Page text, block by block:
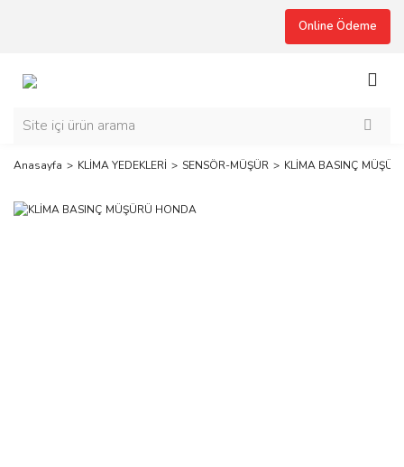
Online Ödeme
Anasayfa KLİMA YEDEKLERİ SENSÖR-MÜŞÜR KLİMA BASINÇ